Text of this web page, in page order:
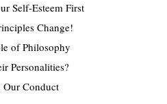
Self-Esteem First
Change!
of Philosophy
Personalities?
Conduct